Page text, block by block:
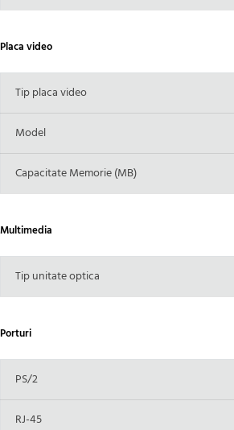
Placa video
Tip placa video
Model
Capacitate Memorie (MB)
Multimedia
Tip unitate optica
Porturi
PS/2
RJ-45